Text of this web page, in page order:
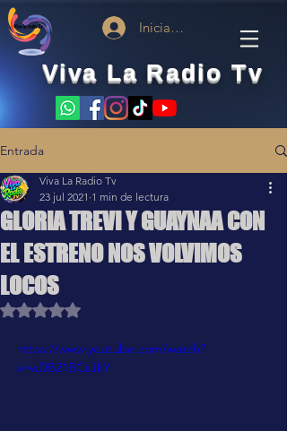
Viva La Radio Tv
Iniciar sesión
Entrada
GLORIA TREVI Y GUAYNAA CON
EL ESTRENO NOS VOLVIMOS
LOCOS
Viva La Radio Tv
23 jul 2021 1 min de lectura
Obtuvo NaN de 5 estrellas.
https://www.youtube.com/watch?
v=wDB21BCsJkY